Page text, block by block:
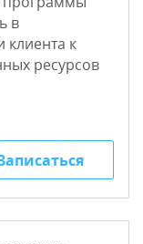
в
клиента к
ресурсов